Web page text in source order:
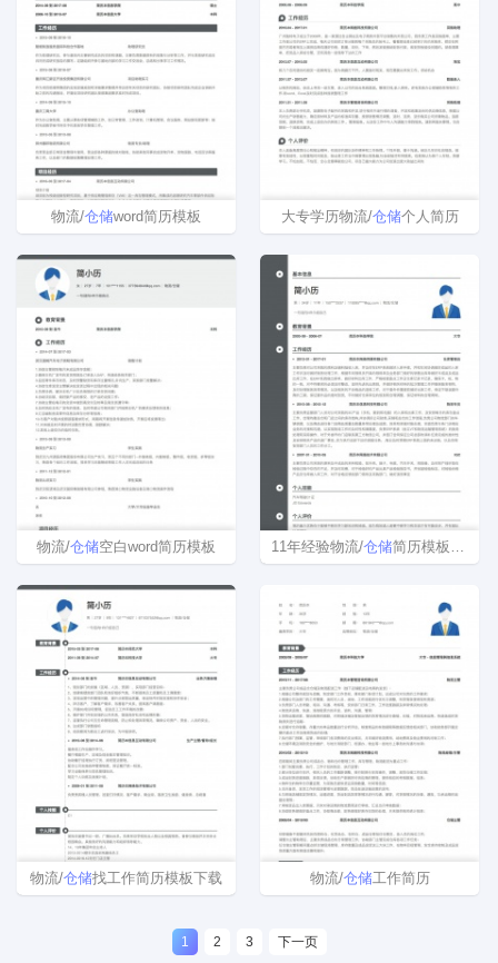
物流/仓储word简历模板 大专学历物流/仓储个人简历
物流/仓储空白word简历模板 11年经验物流/仓储简历模板范文
物流/仓储找工作简历模板下载 物流/仓储工作简历
1 2 3 下一页